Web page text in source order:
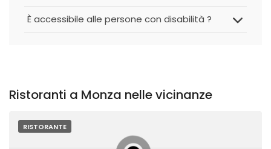
È accessibile alle persone con disabilità ?
Ristoranti a Monza nelle vicinanze
RISTORANTE